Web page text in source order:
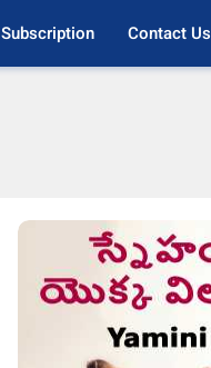
Subscription Contact Us